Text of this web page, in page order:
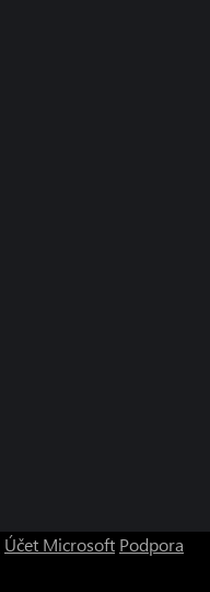
Účet Microsoft Podpora